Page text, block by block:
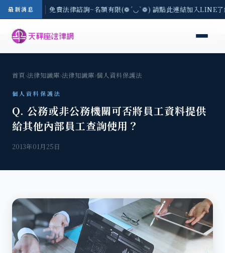
最新消息
-8/3(一) 現場免費法律諮詢~名額有限(❁´◡`❁) 請點此連結加入LINE
首頁›法律知識庫›法律知識庫›個人資料保護法
個人資料保護法
Q. 公務或非公務機關可否將員工資料提供
給其他內部員工查詢使用？
2013年01月25日